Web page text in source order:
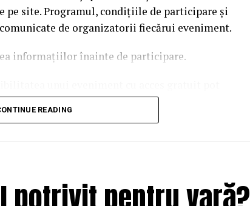
site. Programul, condițiile de participare și
de organizatorii fiecărui eveniment.
informațiilor înainte de participare.
echipei EvenimenteGratuite.ro. Adresa de contact
READING
potrivit pentru vară?